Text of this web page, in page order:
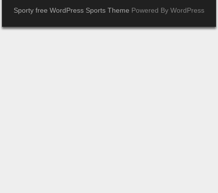
Sporty free WordPress Sports Theme Powered By WordPress